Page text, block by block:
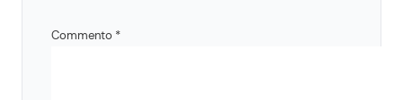
Commento *